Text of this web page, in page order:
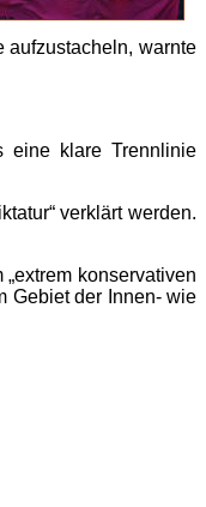
aufzustacheln, warnte
eine klare Trennlinie
verklärt werden.
„extrem konservativen
Gebiet der Innen- wie